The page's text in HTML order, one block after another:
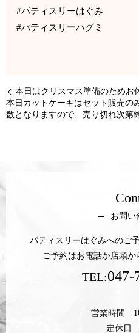
#パティスリーはぐみ
#パティスリーハグミ
本日はクリスマス準備のためお
本日カットケーキはセット販売の
数となりますので、売り切れ次第
お問い
パティスリーはぐみへのご
ご予約はお電話か店頭か
TEL:047-
営業時間
定休日